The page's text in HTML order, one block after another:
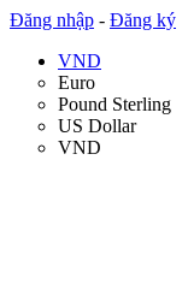
Đăng nhập - Đăng ký
VND
Euro
Pound Sterling
US Dollar
VND